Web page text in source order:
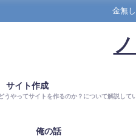
金無
サイト作成
やってサイトを作るのか？について解説してい
俺の話